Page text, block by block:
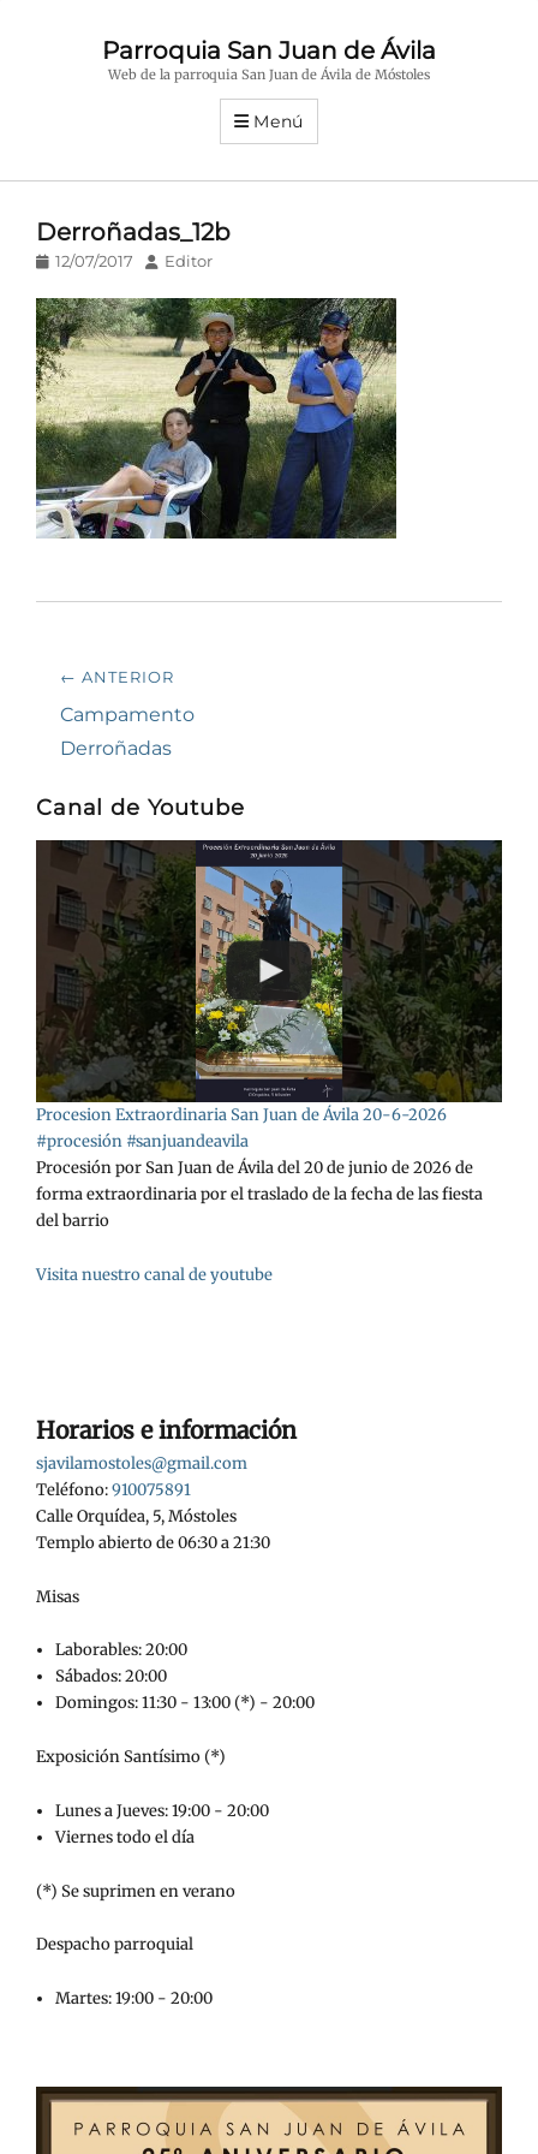
Parroquia San Juan de Ávila
Web de la parroquia San Juan de Ávila de Móstoles
Menú
Derroñadas_12b
Publicado
12/07/2017 AutorEditor
Navegación
de
entradas
← ANTERIOR
Entrada
anterior:
Campamento
Derroñadas
Canal de Youtube
Procesion Extraordinaria San Juan de Ávila 20-6-2026
#procesión #sanjuandeavila
Procesión por San Juan de Ávila del 20 de junio de 2026 de
forma extraordinaria por el traslado de la fecha de las fiesta
del barrio
Visita nuestro canal de youtube
Horarios e información
sjavilamostoles@gmail.com
Teléfono:910075891
Calle Orquídea, 5, Móstoles
Templo abierto de 06:30 a 21:30
Misas
Laborables: 20:00
Sábados: 20:00
Domingos: 11:30 - 13:00 (*) - 20:00
Exposición Santísimo (*)
Lunes a Jueves: 19:00 - 20:00
Viernes todo el día
(*) Se suprimen en verano
Despacho parroquial
Martes: 19:00 - 20:00